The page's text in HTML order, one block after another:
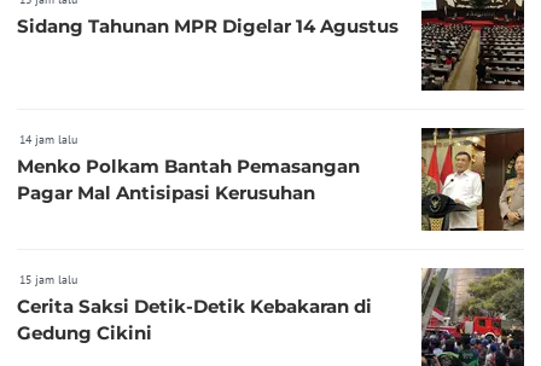
Sidang Tahunan MPR Digelar 14 Agustus
14 jam lalu
Menko Polkam Bantah Pemasangan
Pagar Mal Antisipasi Kerusuhan
15 jam lalu
Cerita Saksi Detik-Detik Kebakaran di
Gedung Cikini